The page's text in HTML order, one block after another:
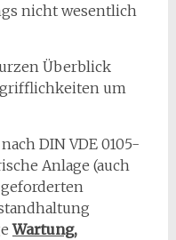
nicht wesentlich
Überblick
um
DIN VDE 0105-
Anlage (auch
Wartung,